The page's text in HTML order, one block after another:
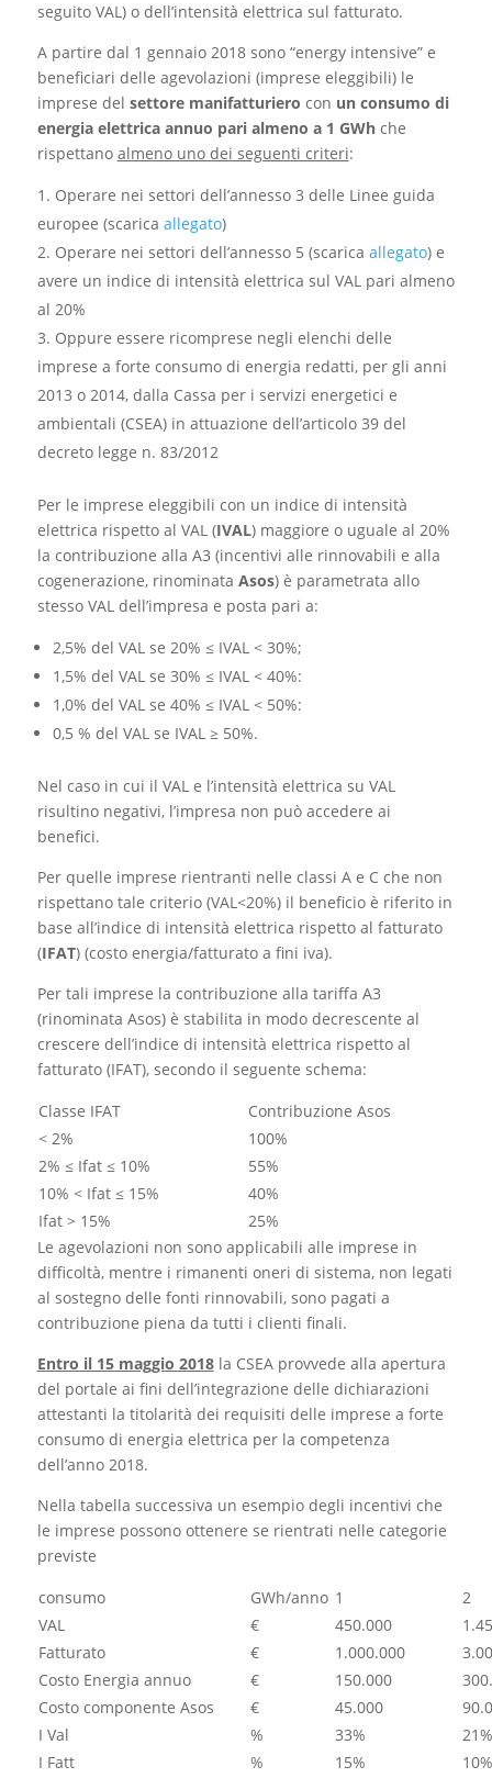
seguito VAL) o dell’intensità elettrica sul fatturato.
A partire dal 1 gennaio 2018 sono “energy intensive” e
beneficiari delle agevolazioni (imprese eleggibili) le
imprese del settore manifatturiero con un consumo di
energia elettrica annuo pari almeno a 1 GWhche
rispettano almeno uno dei seguenti criteri:
Operare nei settori dell’annesso 3 delle Linee guida
europee (scarica allegato)
Operare nei settori dell’annesso 5 (scarica allegato) e
avere un indice di intensità elettrica sul VAL pari almeno
al 20%
Oppure essere ricomprese negli elenchi delle
imprese a forte consumo di energia redatti, per gli anni
2013 o 2014, dalla Cassa per i servizi energetici e
ambientali (CSEA) in attuazione dell’articolo 39 del
decreto legge n. 83/2012
Per le imprese eleggibili con un indice di intensità
elettrica rispetto al VAL (IVAL) maggiore o uguale al 20%
la contribuzione alla A3 (incentivi alle rinnovabili e alla
cogenerazione, rinominata Asos) è parametrata allo
stesso VAL dell’impresa e posta pari a:
2,5% del VAL se 20% ≤ IVAL < 30%;
1,5% del VAL se 30% ≤ IVAL < 40%:
1,0% del VAL se 40% ≤ IVAL < 50%:
0,5 % del VAL se IVAL ≥ 50%.
Nel caso in cui il VAL e l’intensità elettrica su VAL
risultino negativi, l’impresa non può accedere ai
benefici.
Per quelle imprese rientranti nelle classi A e C che non
rispettano tale criterio (VAL<20%) il beneficio è riferito in
base all’indice di intensità elettrica rispetto al fatturato
(IFAT) (costo energia/fatturato a fini iva).
Per tali imprese la contribuzione alla tariffa A3
(rinominata Asos) è stabilita in modo decrescente al
crescere dell’indice di intensità elettrica rispetto al
fatturato (IFAT), secondo il seguente schema:
Classe IFAT
Contribuzione Asos
< 2%
100%
2% ≤ Ifat ≤ 10%
55%
10% < Ifat ≤ 15%
40%
Ifat > 15%
25%
Le agevolazioni non sono applicabili alle imprese in
difficoltà, mentre i rimanenti oneri di sistema, non legati
al sostegno delle fonti rinnovabili, sono pagati a
contribuzione piena da tutti i clienti finali.
Entro il 15 maggio 2018la CSEA provvede alla apertura
del portale ai fini dell’integrazione delle dichiarazioni
attestanti la titolarità dei requisiti delle imprese a forte
consumo di energia elettrica per la competenza
dell’anno 2018.
Nella tabella successiva un esempio degli incentivi che
le imprese possono ottenere se rientrati nelle categorie
previste
consumo
GWh/anno 1
2
VAL
€ 450.000
Fatturato
€ 1.000.000
Costo Energia annuo
€ 150.000
Costo componente Asos
€ 45.000
I Val
% 33%
21%
I Fatt
% 15% 10%